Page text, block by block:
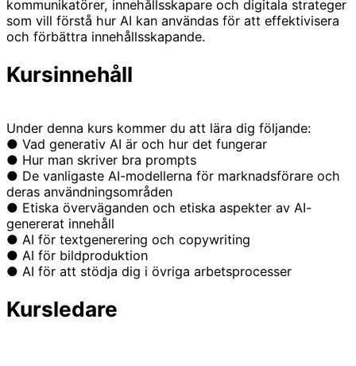
kommunikatörer, innehållsskapare och digitala strateger
som vill förstå hur AI kan användas för att effektivisera
och förbättra innehållsskapande.
Kursinnehåll
Under denna kurs kommer du att lära dig följande:
● Vad generativ AI är och hur det fungerar
● Hur man skriver bra prompts
● De vanligaste AI-modellerna för marknadsförare och
deras användningsområden
● Etiska överväganden och etiska aspekter av AI-
genererat innehåll
● AI för textgenerering och copywriting
● AI för bildproduktion
● AI för att stödja dig i övriga arbetsprocesser
Kursledare